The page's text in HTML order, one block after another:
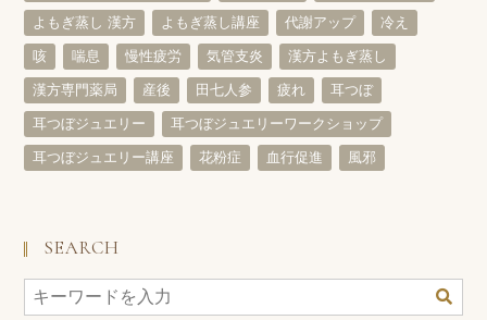
よもぎ蒸し 漢方 よもぎ蒸し講座 代謝アップ 冷え
咳 喘息 慢性疲労 気管支炎 漢方よもぎ蒸し
漢方専門薬局 産後 田七人参 疲れ 耳つぼ
耳つぼジュエリー 耳つぼジュエリーワークショップ
耳つぼジュエリー講座 花粉症 血行促進 風邪
SEARCH